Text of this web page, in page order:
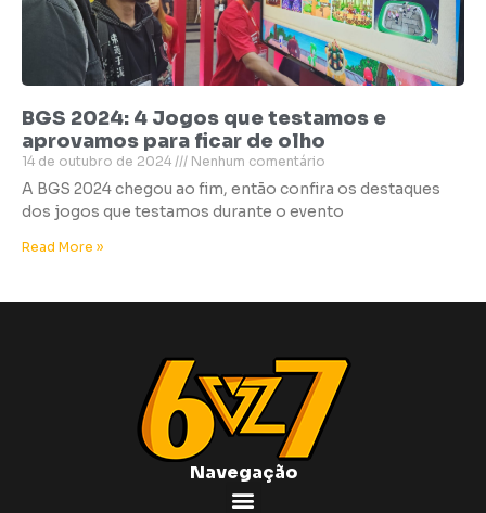
BGS 2024: 4 Jogos que testamos e
aprovamos para ficar de olho
14 de outubro de 2024 Nenhum comentário
A BGS 2024 chegou ao fim, então confira os destaques
dos jogos que testamos durante o evento
Read More »
Navegação